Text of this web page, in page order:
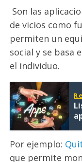
Son las
de vicios como
permiten un
social y se basa
el individuo.
Por ejemplo:
que permite